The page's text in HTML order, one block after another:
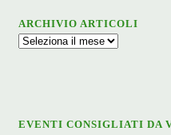
ARCHIVIO ARTICOLI
Archivio
EVENTI CONSIGLIATI DA